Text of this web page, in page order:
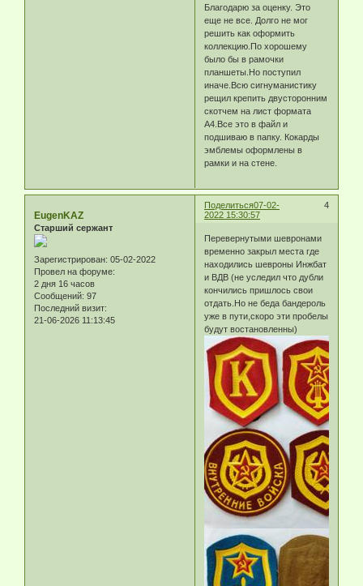
Благодарю за оценку. Это
еще не все. Долго не мог
решить как оформить
коллекцию.По хорошему
было бы в рамочки
планшеты.Но поступил
иначе.Всю сигнуманистику
рещил крепить двусторонним
скотчем на лист формата
А4.Все это в файл и
подшиваю в папку. Кокарды
эмблемы оформлены в
рамки и на стене.
Поделиться 4
07-02-
2022 15:30:57
EugenKAZ
Старший сержант
Зарегистрирован: 05-02-2022
Провел на форуме:
2 дня 16 часов
Сообщений: 97
Последний визит:
21-06-2026 11:13:45
Перевернутыми шевронами
временно закрыл места где
находились шевроны Инжбат
и ВДВ (не уследил что дубли
кончились пришлось свои
отдать.Но не беда бандероль
уже в пути,скоро эти пробелы
будут востановленны)